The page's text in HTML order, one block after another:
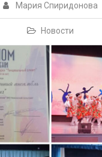
Мария Спиридонова
Новости